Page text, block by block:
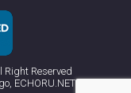
Right Reserved
ECHORU.NET™